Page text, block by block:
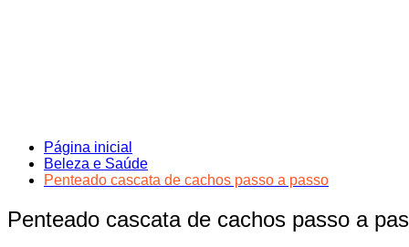
Página inicial
Beleza e Saúde
Penteado cascata de cachos passo a passo
Penteado cascata de cachos passo a